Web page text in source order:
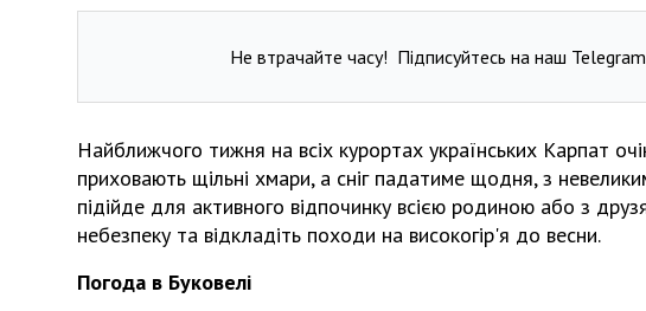
Не втрачайте часу! Підписуйтесь на наш Telegram
Найближчого тижня на всіх курортах українських Карпат
приховають щільні хмари, а сніг падатиме щодня, з
підійде для активного відпочинку всією родиною або з
небезпеку та відкладіть походи на високогір'я до весни.
Погода в Буковелі